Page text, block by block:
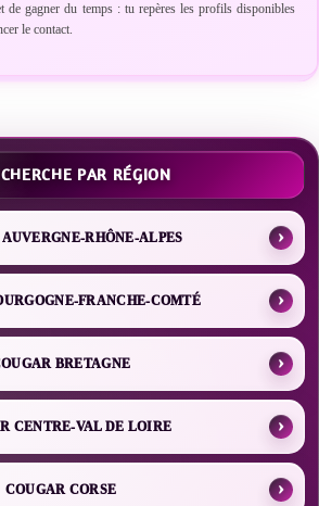
de gagner du temps : tu repères les profils disponibles
le contact.
PAR RÉGION
RHÔNE-ALPES
FRANCHE-COMTÉ
BRETAGNE
CENTRE-VAL DE LOIRE
COUGAR CORSE